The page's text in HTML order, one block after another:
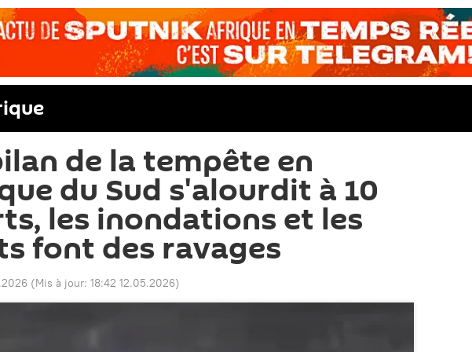
de la tempête en
du Sud s'alourdit à 10
les inondations et les
font des ravages
(Mis à jour: 18:42 12.05.2026)